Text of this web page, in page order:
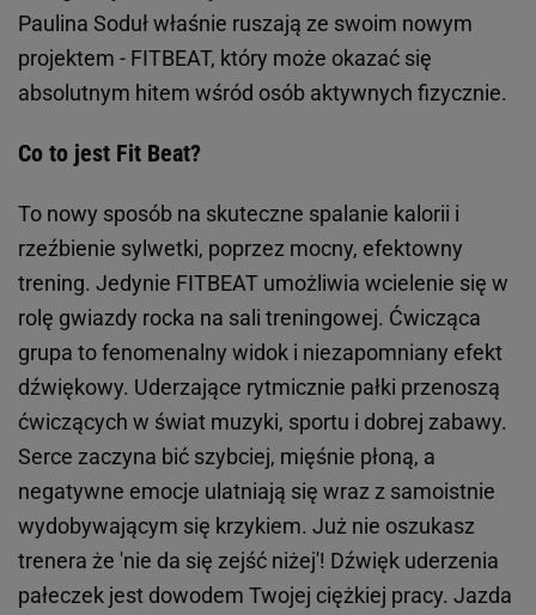
Paulina Soduł właśnie ruszają ze swoim nowym
projektem - FITBEAT, który może okazać się
absolutnym hitem wśród osób aktywnych fizycznie.
Co to jest Fit Beat?
To nowy sposób na skuteczne spalanie kalorii i
rzeźbienie sylwetki, poprzez mocny, efektowny
trening. Jedynie FITBEAT umożliwia wcielenie się w
rolę gwiazdy rocka na sali treningowej. Ćwicząca
grupa to fenomenalny widok i niezapomniany efekt
dźwiękowy. Uderzające rytmicznie pałki przenoszą
ćwiczących w świat muzyki, sportu i dobrej zabawy.
Serce zaczyna bić szybciej, mięśnie płoną, a
negatywne emocje ulatniają się wraz z samoistnie
wydobywającym się krzykiem. Już nie oszukasz
trenera że 'nie da się zejść niżej'! Dźwięk uderzenia
pałeczek jest dowodem Twojej ciężkiej pracy. Jazda